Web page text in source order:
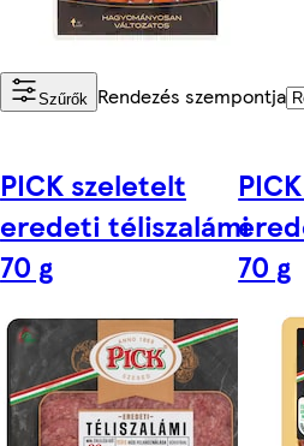
Szűrők Rendezés szempontja
PICK szeletelt
eredeti téliszalámi
70 g
70 g